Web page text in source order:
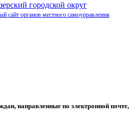
городской округ
сайт органов местного самоуправления
направленные по электронной почте,